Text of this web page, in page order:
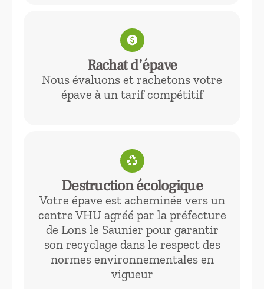
paid
Rachat d’épave
Nous évaluons et rachetons votre
épave à un tarif compétitif
recycling
Destruction écologique
Votre épave est acheminée vers un
centre VHU agréé par la préfecture
de Lons le Saunier pour garantir
son recyclage dans le respect des
normes environnementales en
vigueur